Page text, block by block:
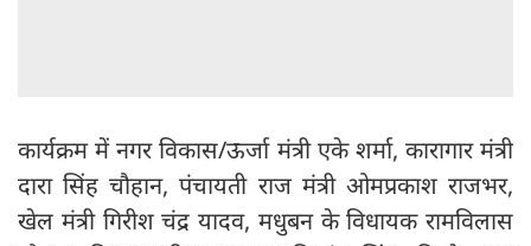
कार्यक्रम में नगर विकास/ऊर्जा मंत्री एके शर्मा, कारागार मंत्री
दारा सिंह चौहान, पंचायती राज मंत्री ओमप्रकाश राजभर,
खेल मंत्री गिरीश चंद्र यादव, मधुबन के विधायक रामविलास